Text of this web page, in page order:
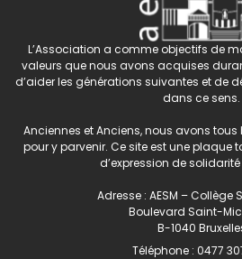
L’Association a comme objectifs de
valeurs que nous avons acquises
d’aider les générations suivantes et de
dans ce sens.
Anciennes et Anciens, nous avons
pour y parvenir. Ce site est une plaque
d’expression de
Adresse : AESM – Collège
Boulevard Saint-
B-1040
Téléphone : 0477